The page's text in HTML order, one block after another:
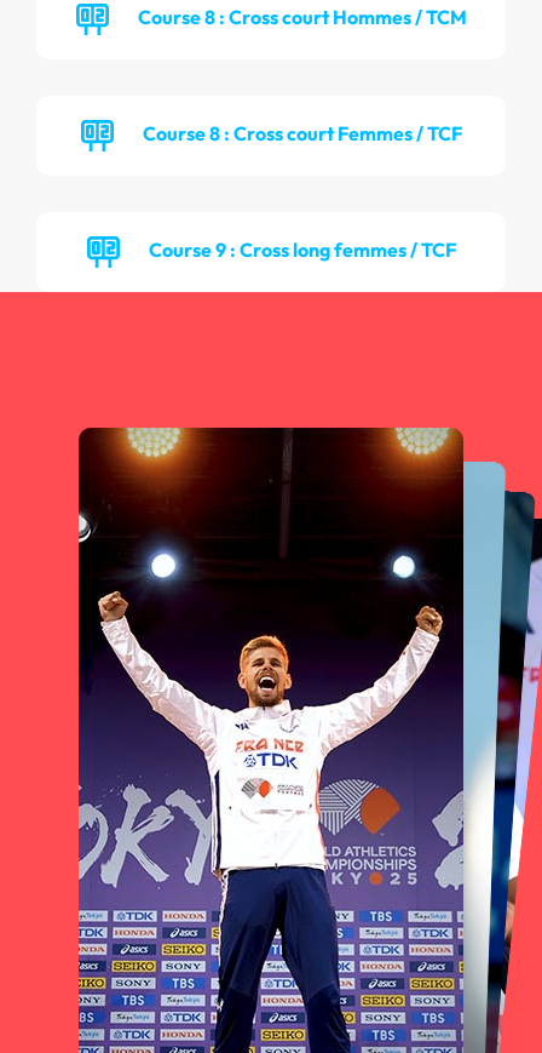
Course 8 : Cross court Hommes / TCM
Course 8 : Cross court Femmes / TCF
Course 9 : Cross long femmes / TCF